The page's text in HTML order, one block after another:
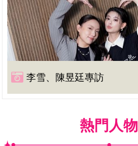
李雪、陳昱廷專訪
熱門人物